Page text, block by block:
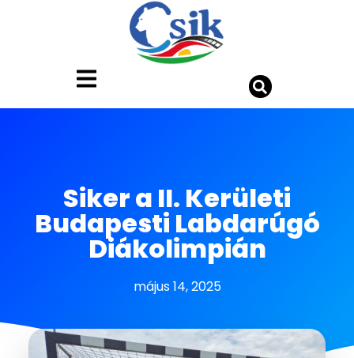
Siker a II. Kerületi
Budapesti Labdarúgó
Diákolimpián
május 14, 2025